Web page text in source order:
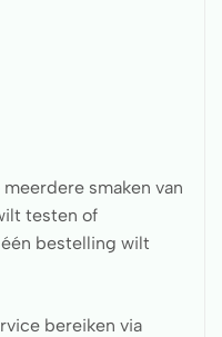
smaken van
testen of
bestelling wilt
bereiken via